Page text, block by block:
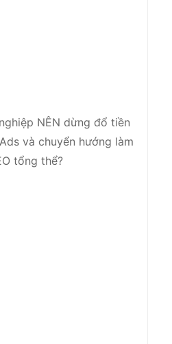
NÊN dừng đổ tiền
và chuyển hướng làm
tổng thể?